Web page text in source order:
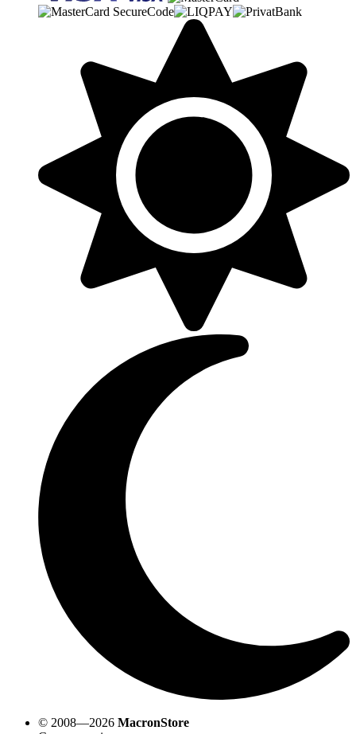
© 2008—2026 MacronStore